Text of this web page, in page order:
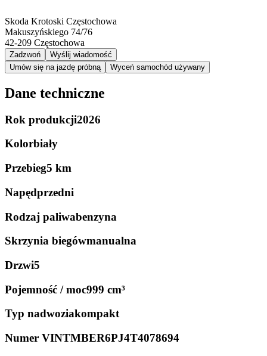
Skoda Krotoski Częstochowa
Makuszyńskiego 74/76
42-209 Częstochowa
Zadzwoń
Wyślij wiadomość
Umów się na jazdę próbną
Wyceń samochód używany
Dane techniczne
Rok produkcji2026
Kolorbiały
Przebieg5 km
Napędprzedni
Rodzaj paliwabenzyna
Skrzynia biegówmanualna
Drzwi5
Pojemność / moc999 cm³
Typ nadwoziakompakt
Numer VINTMBER6PJ4T4078694